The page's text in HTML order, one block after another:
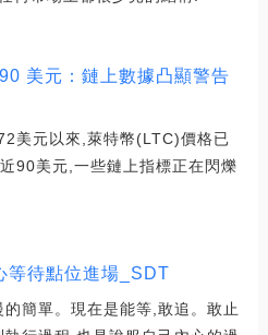
美元：鏈上數據凸顯警告
美元以來,萊特幣(LTC)價格已
90美元,一些鏈上指標正在閃爍
等待點位進場_SDT
簡單。現在是能等,敢追。敢止